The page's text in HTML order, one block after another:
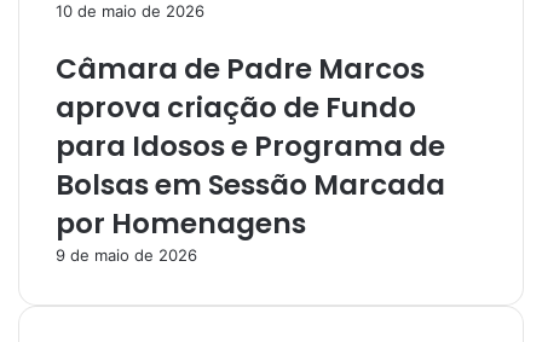
10 de maio de 2026
Câmara de Padre Marcos
aprova criação de Fundo
para Idosos e Programa de
Bolsas em Sessão Marcada
por Homenagens
9 de maio de 2026